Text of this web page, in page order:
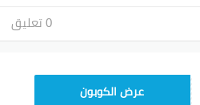
0 تعليق
25GCC1عرض الكوبون